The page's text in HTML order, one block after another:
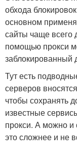
обхода
основном
сайты чаще всего
помощью прокси
заблокированный
Тут есть
серверов
чтобы сохранять
известные
прокси. А можно и
это сложнее и не